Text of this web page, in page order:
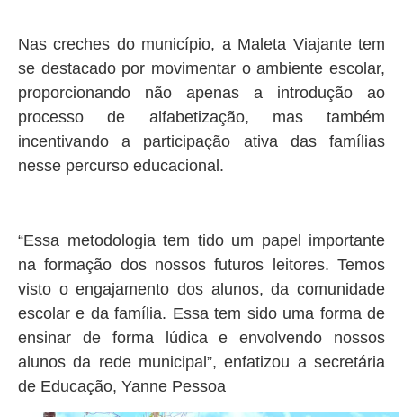
Nas creches do município, a Maleta Viajante tem
se destacado por movimentar o ambiente escolar,
proporcionando não apenas a introdução ao
processo de alfabetização, mas também
incentivando a participação ativa das famílias
nesse percurso educacional.
“Essa metodologia tem tido um papel importante
na formação dos nossos futuros leitores. Temos
visto o engajamento dos alunos, da comunidade
escolar e da família. Essa tem sido uma forma de
ensinar de forma lúdica e envolvendo nossos
alunos da rede municipal”, enfatizou a secretária
de Educação, Yanne Pessoa